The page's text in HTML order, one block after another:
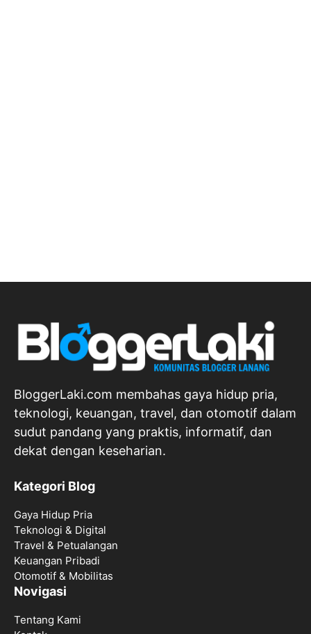
BloggerLaki.com membahas gaya hidup pria,
teknologi, keuangan, travel, dan otomotif dalam
sudut pandang yang praktis, informatif, dan
dekat dengan keseharian.
Kategori Blog
Gaya Hidup Pria
Teknologi & Digital
Travel & Petualangan
Keuangan Pribadi
Otomotif & Mobilitas
Novigasi
Tentang Kami